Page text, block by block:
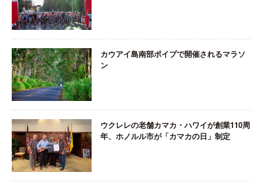
カウアイ島南部ポイプで開催されるマラソ
ン
ウクレレの老舗カマカ・ハワイが創業110周
年、ホノルル市が「カマカの日」制定